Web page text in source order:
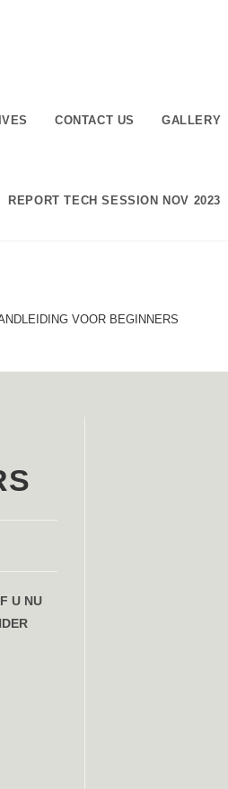
CONTACT US GALLERY
REPORT TECH SESSION NOV 2023
VOOR BEGINNERS
U NU